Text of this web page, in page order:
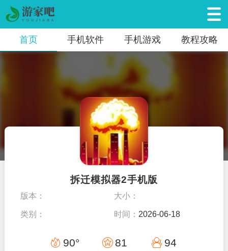
首页 手机软件 手机游戏 教程攻略
拆迁模拟器2手机版
版本： 大小：
类别： 时间： 2026-06-18
90° 81 94